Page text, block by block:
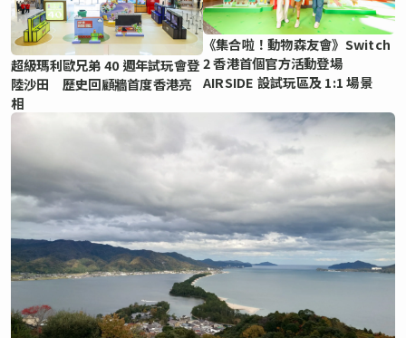
超級瑪利歐兄弟 40 週年試玩會登
陸沙田 歷史回顧牆首度香港亮
相
《集合啦！動物森友會》Switch
2 香港首個官方活動登場
AIRSIDE 設試玩區及 1:1 場景